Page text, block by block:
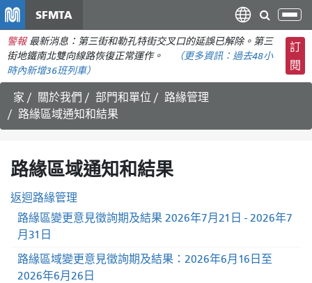
主
要
容
SFMTA
切
換
導
航
警報 最新消息：第三街和勒孔特街交叉口的延誤已解除。第三
街地鐵南北雙向線路恢復正常運作。
（更多資訊： 過去48小
時內新增36班列車）
訂
閱
家 關於我們 部門和單位
路緣管理
路緣區域通知和結果
路緣區域通知和結果
返迴路緣管理
路緣區變更意見徵詢期及結果 2026年7月21日 - 2026年7
月31日
路緣區域變更意見徵詢期及結果：2026年6月16日至
2026年6月26日